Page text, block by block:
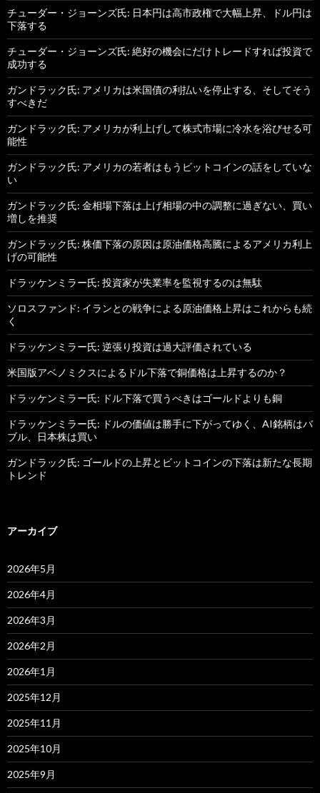
チューダー・ジョーンズ氏: 日本円は高市政権で大幅上昇、ドル円は
下落する
チューダー・ジョーンズ氏: 絶好の機会にだけトレードすれば投資で
成功する
ガンドラック氏: アメリカは米国債の利払いを停止する、そしてそう
すべきだ
ガンドラック氏: アメリカが利上げして株式市場に冷水を浴びせる可
能性
ガンドラック氏: アメリカの若者はもうビットコインの話をしていな
い
ガンドラック氏: 金相場下落は上げ相場の中の調整に過ぎない、買い
増しを推奨
ガンドラック氏: 株価下落の原因は原油価格高騰によるアメリカ利上
げの可能性
ドラッケンミラー氏: 投資家が失業率を監視するのは無駄
ソロスファンド: イランとの戦争による原油価格上昇はこれからも続
く
ドラッケンミラー氏: 逆張り投資は過大評価されている
米国版アベノミクスによるドル下落で銅価格は上昇するのか？
ドラッケンミラー氏: ドル下落で買うべきはゴールドよりも銅
ドラッケンミラー氏: ドルの価値は勝手に下がってゆく、AI銘柄はバ
ブル、日本株は買い
ガンドラック氏: ゴールドの上昇とビットコインの下落は新たな長期
トレンド
アーカイブ
2026年5月
2026年4月
2026年3月
2026年2月
2026年1月
2025年12月
2025年11月
2025年10月
2025年9月